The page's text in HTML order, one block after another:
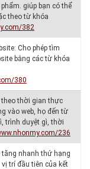
giúp bạn có thể
theo từ khóa
382
Cho phép tìm
bằng các từ khóa
380
theo thời gian thực
vào web, họ đến từ
trình duyệt gì, thời
236
tăng nhanh thứ hạng
trí đầu tiên của kết